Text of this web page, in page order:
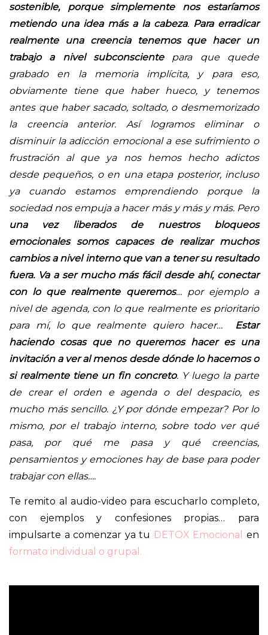
sostenible, porque simplemente nos estaríamos
metiendo una idea más a la cabeza. Para erradicar
realmente una creencia tenemos que hacer un
trabajo a nivel subconscientepara que quede
grabado en la memoria implícita, y para eso,
obviamente tiene que haber hueco, y tenemos
antes que haber sacado, soltado, o desmemorizado
la creencia anterior. Así logramos eliminar o
disminuir la adicción emocional a ese sufrimiento o
frustración al que ya nos hemos hecho adictos
desde pequeños, o en una etapa posterior, incluso
ya cuando estamos emprendiendo porque la
sociedad nos empuja a hacer más y más y más. Pero
una vez liberados de nuestros bloqueos
emocionales somos capaces de realizar muchos
cambios a nivel interno que van a tener su resultado
fuera. Va a ser mucho más fácil desde ahí, conectar
con lo que realmente queremos… por ejemplo a
nivel de agenda, con lo que realmente es prioritario
para mí, lo que realmente quiero hacer… Estar
haciendo cosas que no queremos hacer es una
invitación a ver al menos desde dónde lo hacemos o
si realmente tiene un fin concreto. Y luego la parte
de crear el orden e agenda o del despacio, es
mucho más sencillo. ¿Y por dónde empezar? Por lo
mismo, por el trabajo interno, sobre todo ver qué
pasa, por qué me pasa y qué creencias,
pensamientos y emociones hay de base para poder
trabajar con ellas….
Te remito al audio-video para escucharlo completo,
con ejemplos y confesiones propias… para
impulsarte a comenzar ya tu DETOX Emocional
en
formato individual o grupal.